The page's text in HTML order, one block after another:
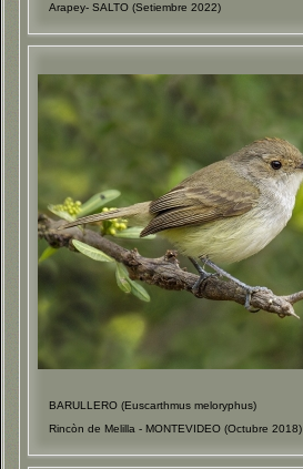
Arapey- SALTO (Setiembre 2022)
BARULLERO (Euscarthmus meloryphus)
Rincòn de Melilla - MONTEVIDEO (Octubre 2018)